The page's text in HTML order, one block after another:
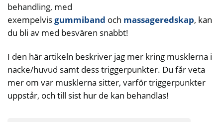
behandling, med
exempelvisgummiband och massageredskap, kan
du bli av med besvären snabbt!
I den här artikeln beskriver jag mer kring musklerna i
nacke/huvud samt dess triggerpunkter. Du får veta
mer om var musklerna sitter, varför triggerpunkter
uppstår, och till sist hur de kan behandlas!